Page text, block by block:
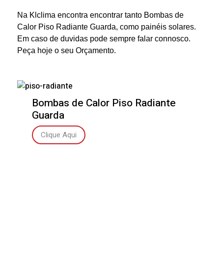
Na Klclima encontra encontrar tanto Bombas de
Calor Piso Radiante Guarda, como painéis solares.
Em caso de duvidas pode sempre falar connosco.
Peça hoje o seu Orçamento.
Bombas de Calor Piso Radiante
Guarda
Clique Aqui